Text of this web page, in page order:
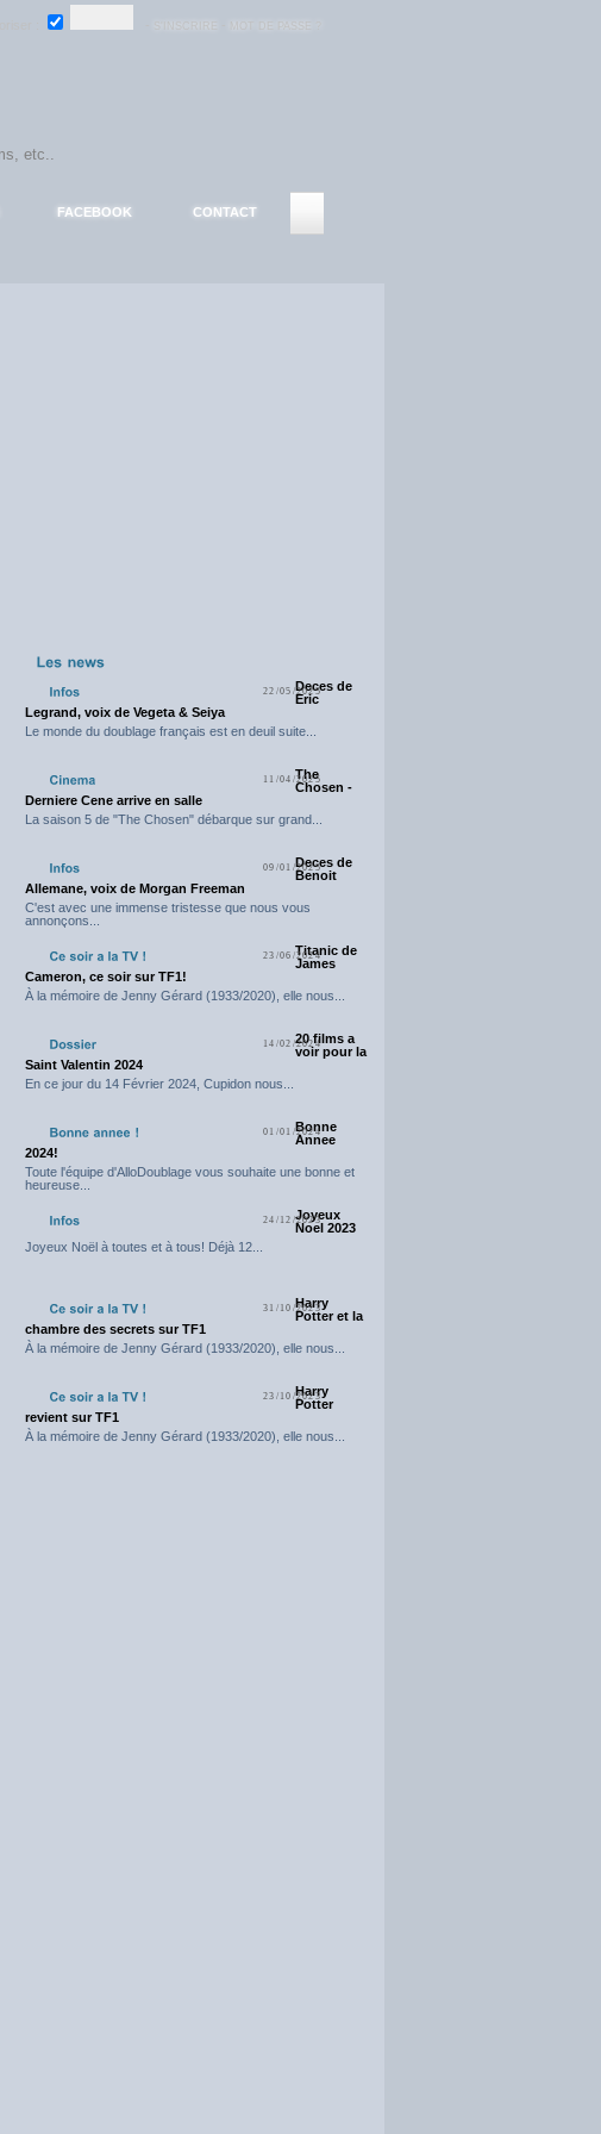
FACEBOOK CONTACT
22/05/2025Deces de
Eric
Legrand, voix de Vegeta & Seiya
Le monde du doublage français est en deuil suite...
11/04/2025
The
Chosen -
Derniere Cene arrive en salle
La saison 5 de "The Chosen" débarque sur grand...
09/01/2025Deces de
Benoit
Allemane, voix de Morgan Freeman
C'est avec une immense tristesse que nous vous
annonçons...
23/06/2024Titanic de
James
Cameron, ce soir sur TF1!
À la mémoire de Jenny Gérard (1933/2020), elle nous...
14/02/202420 films a
voir pour la
Saint Valentin 2024
En ce jour du 14 Février 2024, Cupidon nous...
01/01/2024
Bonne
Annee
2024!
Toute l'équipe d'AlloDoublage vous souhaite une bonne et
heureuse...
24/12/2023
Joyeux
Noel 2023
Joyeux Noël à toutes et à tous! Déjà 12...
31/10/2023
Harry
Potter et la
chambre des secrets sur TF1
À la mémoire de Jenny Gérard (1933/2020), elle nous...
23/10/2023
Harry
Potter
revient sur TF1
À la mémoire de Jenny Gérard (1933/2020), elle nous...